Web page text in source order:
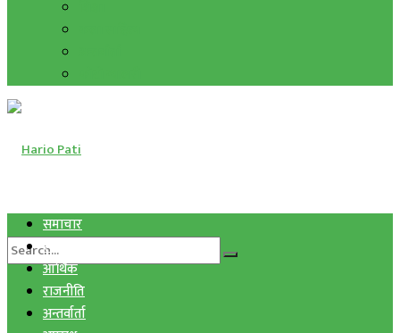
समाचार
स्वास्थ्य
आर्थिक
राजनीति
अन्तर्वार्ता